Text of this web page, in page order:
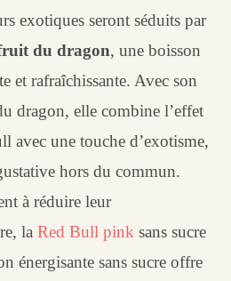
exotiques seront séduits par
du dragon, une boisson
et rafraîchissante. Avec son
dragon, elle combine l’effet
avec une touche d’exotisme,
hors du commun.
à réduire leur
laRed Bull pink sans sucre
énergisante sans sucre offre